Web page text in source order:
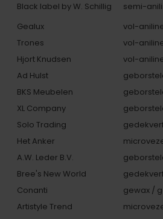
Black label by W. Schillig
semi-
Gealux
vol-
Trones
vol-
Hjort Knudsen
vol-
Ad Hulst
BKS Meubelen
XL Company
Solo Trading
Het Anker
A.W. Leder B.V.
Bree's New World
Conanti
gewax /
Artistyle Trend